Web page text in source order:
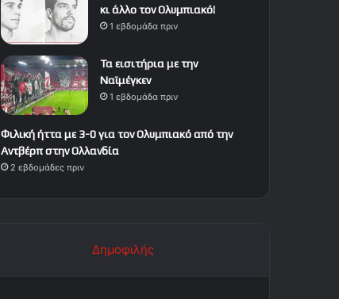
κι άλλο τον Ολυμπιακό!
1 εβδομάδα πριν
Τα εισιτήρια με την
Ναϊμέγκεν
1 εβδομάδα πριν
Φιλική ήττα με 3-0 για τον Ολυμπιακό από την
Αντβέρπ στην Ολλανδία
2 εβδομάδες πριν
Δημοφιλής